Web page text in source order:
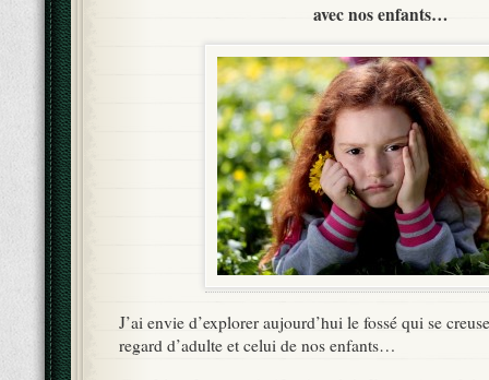
avec nos enfants…
J’ai envie d’explorer aujourd’hui le fossé qui se
regard d’adulte et celui de nos enfants…